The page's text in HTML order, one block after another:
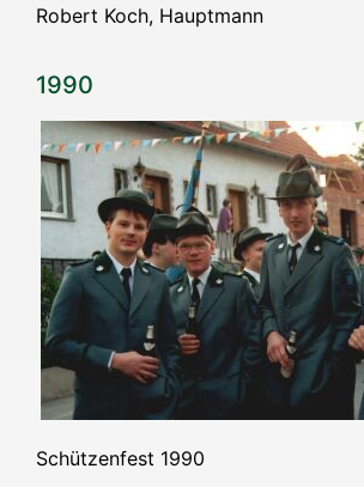
Robert Koch, Hauptmann
1990
Schüt­zen­fest 1990